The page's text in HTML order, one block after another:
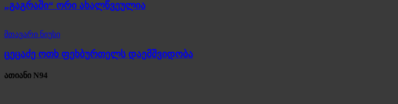
„გაგრაში“ ორი ახალწვეულია
მთავარი ნიუსი
ცეცაძე ოთხ ფეხბურთელს დაემშვიდობა
ათიანი N94